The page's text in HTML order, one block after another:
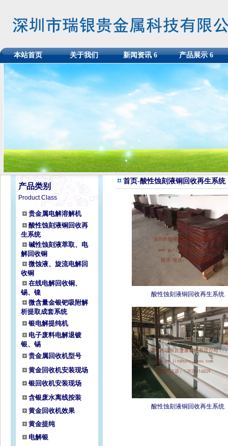
本站首页 关于我们 新闻资讯6 产品展示6
产品类别
Product Class
贵金属电解溶解机
酸性蚀刻液铜回收再
生系统
碱性蚀刻液萃取、电
解回收铜
微蚀液、旋流电解回
收铜
在线电解回收铜、
锡、镍
微含量金银钯吸附解
析提取成套系统
银电解提纯机
电子废料电解退镀
银、锡
贵金属回收机型号
黄金回收机安装现场
银回收机安装现场
含银废水离线按装
黄金回收机效果
黄金提纯
电解银
首页-酸性蚀刻液铜回收再生系统
酸性蚀刻液铜回收再生系统
酸性蚀刻液铜回收再生系统